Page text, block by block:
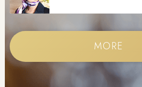
ダイエットコースの効果
MORE